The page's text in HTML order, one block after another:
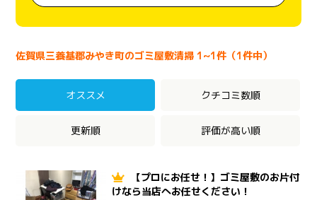
佐賀県三養基郡みやき町のゴミ屋敷清掃 1~1件（1件中）
オススメ クチコミ数順
更新順 評価が高い順
【プロにお任せ！】ゴミ屋敷のお片付
けなら当店へお任せください！